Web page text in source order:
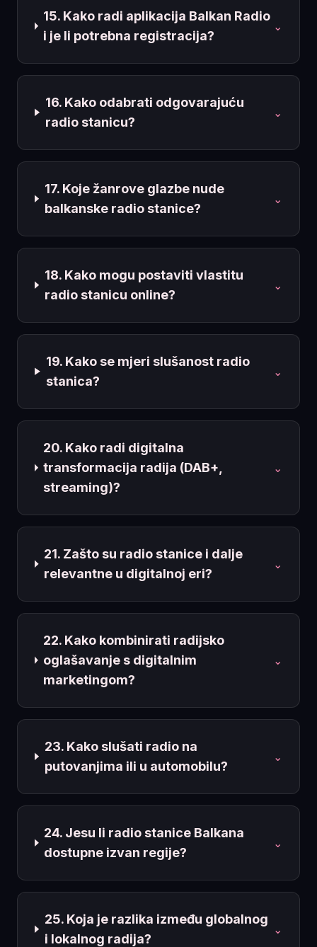
15. Kako radi aplikacija Balkan Radio
i je li potrebna registracija?
⌄
16. Kako odabrati odgovarajuću
radio stanicu?
⌄
17. Koje žanrove glazbe nude
balkanske radio stanice?
⌄
18. Kako mogu postaviti vlastitu
radio stanicu online?
⌄
19. Kako se mjeri slušanost radio
stanica?
⌄
20. Kako radi digitalna
transformacija radija (DAB+,
streaming)?
⌄
21. Zašto su radio stanice i dalje
relevantne u digitalnoj eri?
⌄
22. Kako kombinirati radijsko
oglašavanje s digitalnim
marketingom?
⌄
23. Kako slušati radio na
putovanjima ili u automobilu?
⌄
24. Jesu li radio stanice Balkana
dostupne izvan regije?
⌄
25. Koja je razlika između globalnog
i lokalnog radija?
⌄